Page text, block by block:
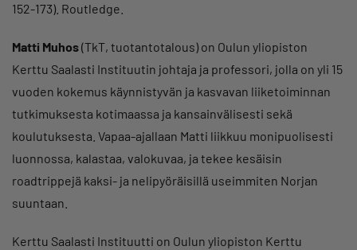
152-173). Routledge.
Matti Muhos(TkT, tuotantotalous) on Oulun yliopiston
Kerttu Saalasti Instituutin johtaja ja professori, jolla on yli 15
vuoden kokemus käynnistyvän ja kasvavan liiketoiminnan
tutkimuksesta kotimaassa ja kansainvälisesti sekä
koulutuksesta. Vapaa-ajallaan Matti liikkuu monipuolisesti
luonnossa, kalastaa, valokuvaa, ja tekee kesäisin
roadtrippejä kaksi- ja nelipyöräisillä useimmiten Norjan
suuntaan.
Kerttu Saalasti Instituutti on Oulun yliopiston Kerttu